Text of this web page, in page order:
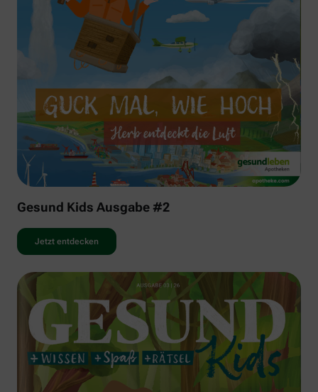
Gesund Kids Ausgabe #2
Jetzt entdecken